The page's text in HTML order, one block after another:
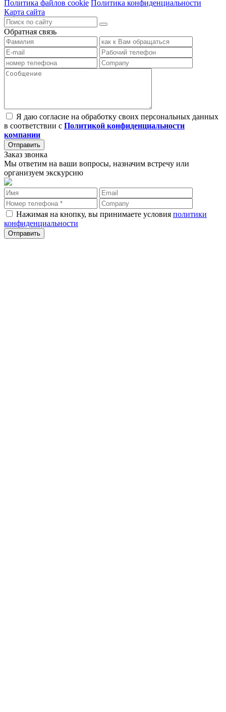
Политика файлов cookie Политика конфиденциальности
Карта сайта
Обратная связь
Я даю согласие на обработку своих персональных данных
в соответствии с Политикой конфиденциальности
компании
Заказ звонка
Мы ответим на ваши вопросы, назначим встречу или
организуем экскурсию
Нажимая на кнопку, вы принимаете условия политики
конфиденциальности